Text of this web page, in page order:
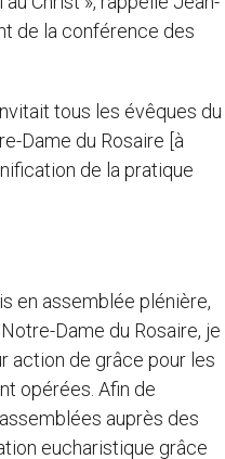
de la conférence des
tous les évêques du
Dame du Rosaire [à
de la pratique
en assemblée plénière,
Dame du Rosaire, je
action de grâce pour les
opérées. Afin de
auprès des
eucharistique grâce